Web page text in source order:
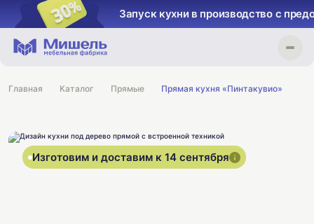
Запуск кухни в производство с
Главная Каталог Прямые Прямая кухня «Пинтакувио»
Изготовим и доставим к 14 сентября